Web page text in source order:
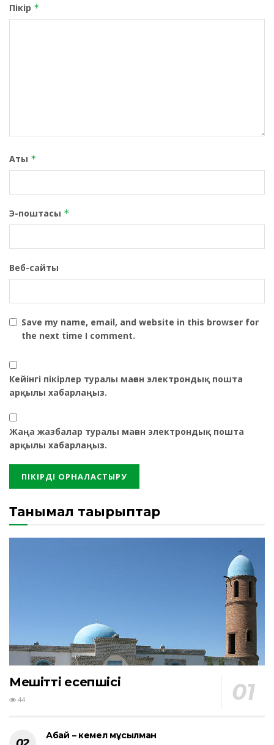
Пікір *
Аты *
Э-поштасы *
Веб-сайты
Save my name, email, and website in this browser for
the next time I comment.
Кейінгі пікірлер туралы маған электрондық пошта
арқылы хабарлаңыз.
Жаңа жазбалар туралы маған электрондық пошта
арқылы хабарлаңыз.
Танымал тақырыптар
Мешіттің есепшісі
44
Абай – кемел мұсылман